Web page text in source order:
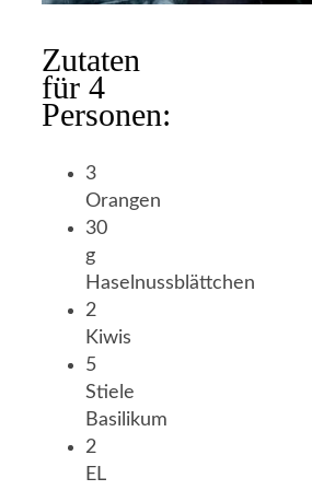
Zutaten
für 4
Personen:
3
Orangen
30
g
Haselnussblättchen
2
Kiwis
5
Stiele
Basilikum
2
EL